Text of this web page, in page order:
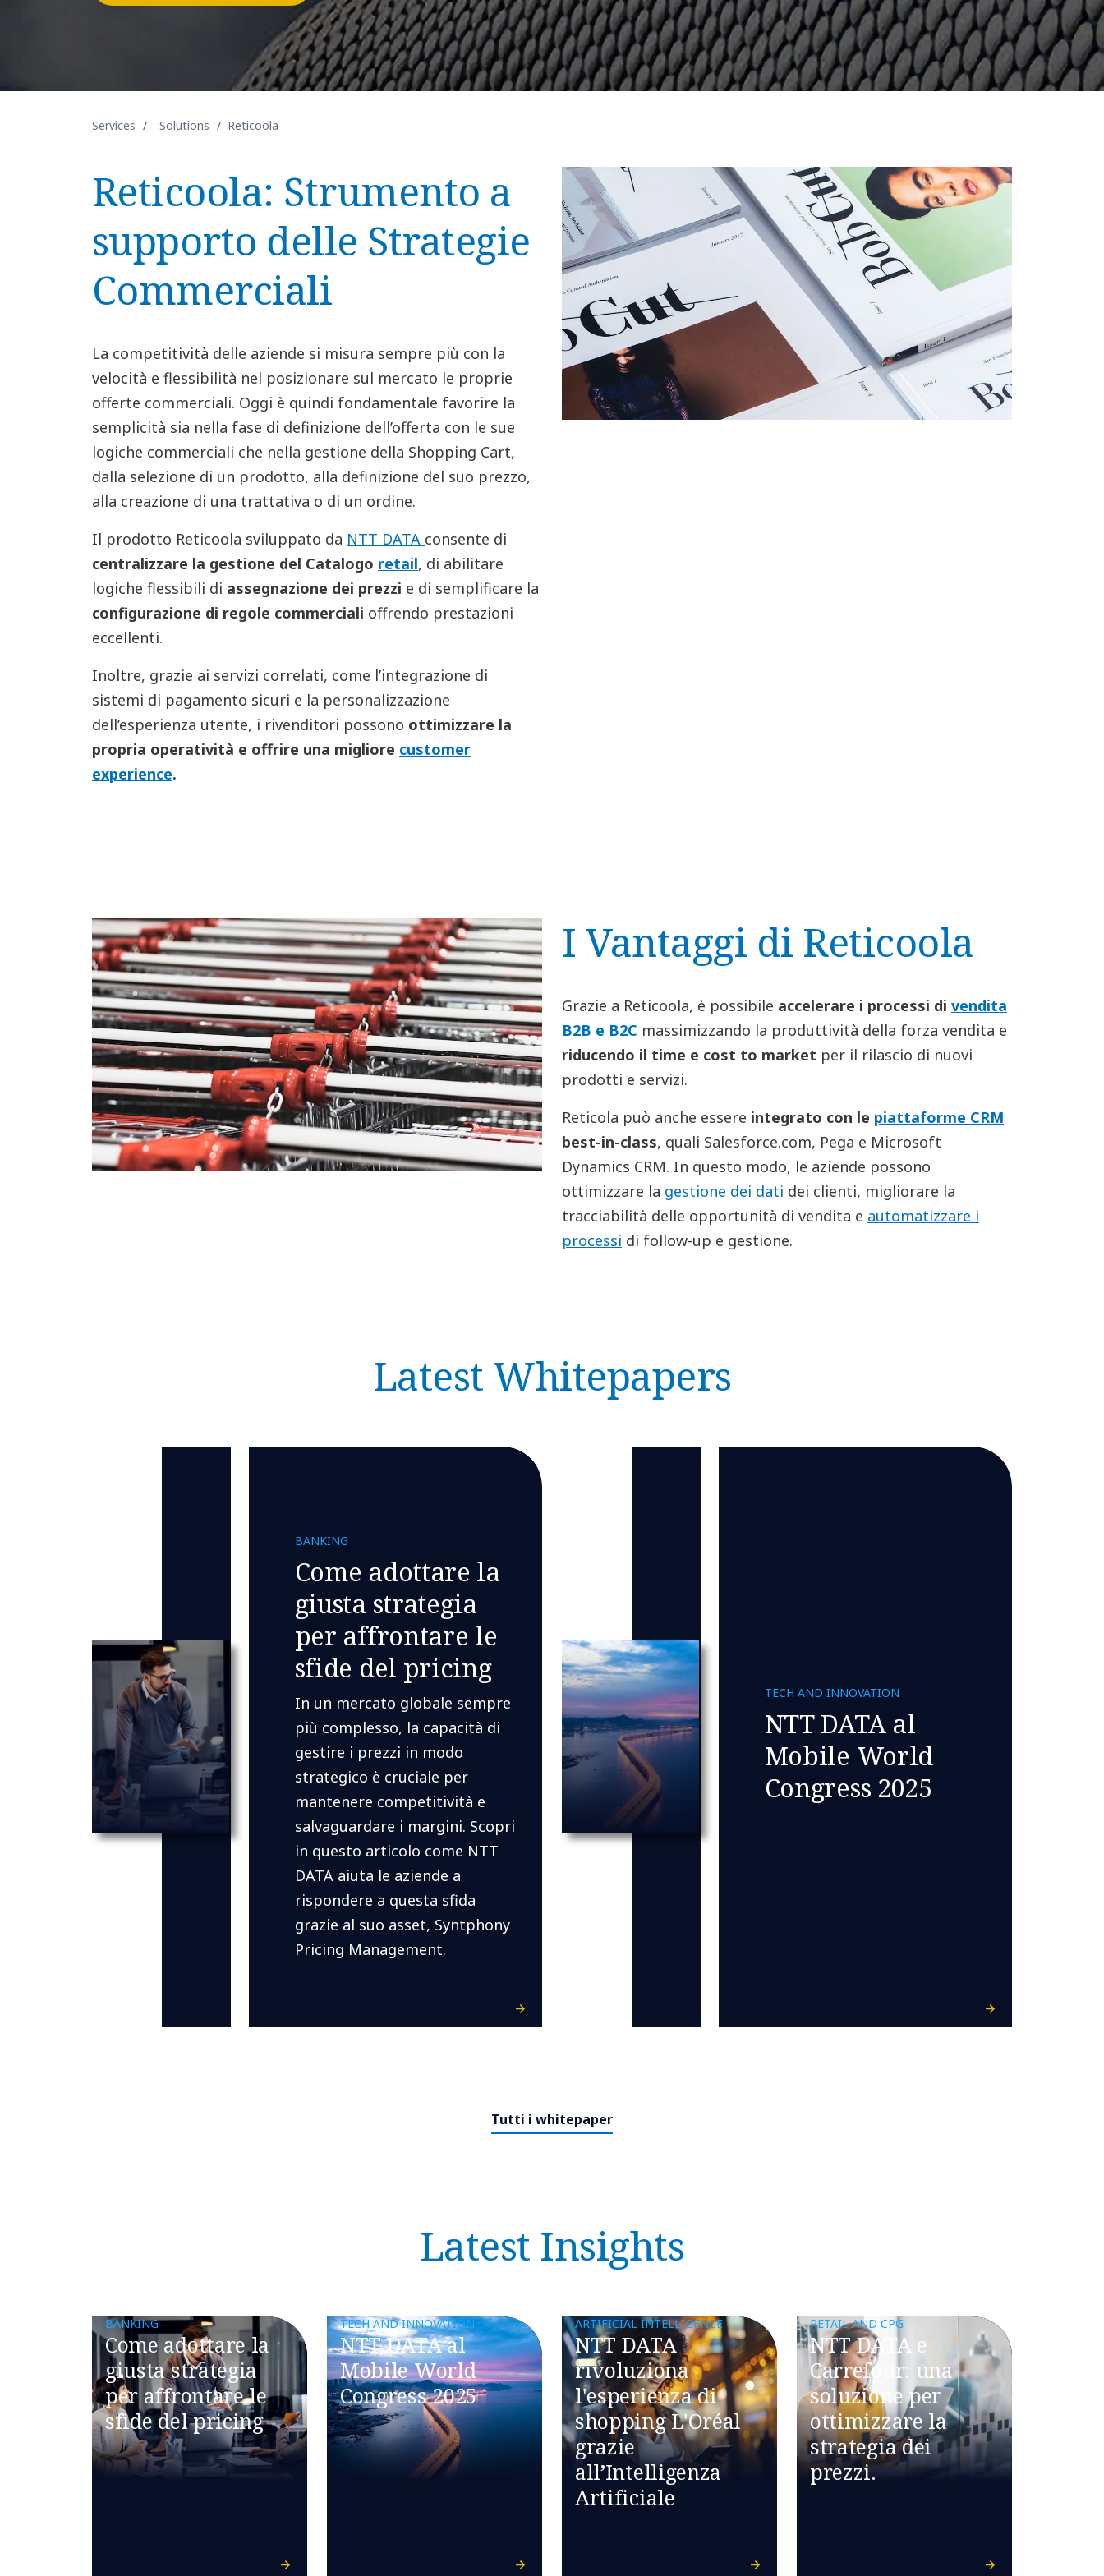
Services Solutions Reticoola
Reticoola: Strumento a
supporto delle Strategie
Commerciali
La competitività delle aziende si misura sempre più con la
velocità e flessibilità nel posizionare sul mercato le proprie
offerte commerciali. Oggi è quindi fondamentale favorire la
semplicità sia nella fase di definizione dell’offerta con le sue
logiche commerciali che nella gestione della Shopping Cart,
dalla selezione di un prodotto, alla definizione del suo prezzo,
alla creazione di una trattativa o di un ordine.
Il prodotto Reticoola sviluppato da NTT DATA consente di
centralizzare la gestione del Catalogo retail, di abilitare
logiche flessibili di assegnazione dei prezzi e di semplificare la
configurazione di regole commerciali offrendo prestazioni
eccellenti.
Inoltre, grazie ai servizi correlati, come l’integrazione di
sistemi di pagamento sicuri e la personalizzazione
dell’esperienza utente, i rivenditori possono ottimizzare la
propria operatività e offrire una migliore customer
experience.
I Vantaggi di Reticoola
Grazie a Reticoola, è possibile accelerare i processi di vendita
B2B e B2C massimizzando la produttività della forza vendita e
riducendo il time e cost to market per il rilascio di nuovi
prodotti e servizi.
Reticola può anche essere integrato con le piattaforme CRM
best-in-class, quali Salesforce.com, Pega e Microsoft
Dynamics CRM. In questo modo, le aziende possono
ottimizzare la gestione dei dati dei clienti, migliorare la
tracciabilità delle opportunità di vendita e automatizzare i
processi di follow-up e gestione.
Latest Whitepapers
BANKING
Come adottare la
giusta strategia
per affrontare le
sfide del pricing
In un mercato globale sempre
più complesso, la capacità di
gestire i prezzi in modo
strategico è cruciale per
mantenere competitività e
salvaguardare i margini. Scopri
in questo articolo come NTT
DATA aiuta le aziende a
rispondere a questa sfida
grazie al suo asset, Syntphony
Pricing Management.
TECH AND INNOVATION
NTT DATA al
Mobile World
Congress 2025
Tutti i whitepaper
Latest Insights
BANKING
Come adottare la
giusta strategia
per affrontare le
sfide del pricing
TECH AND INNOVATION
NTT DATA al
Mobile World
Congress 2025
ARTIFICIAL INTELLIGENCE
NTT DATA
rivoluziona
l'esperienza di
shopping L'Oréal
grazie
all’Intelligenza
Artificiale
RETAIL AND CPG
NTT DATA e
Carrefour: una
soluzione per
ottimizzare la
strategia dei
prezzi.